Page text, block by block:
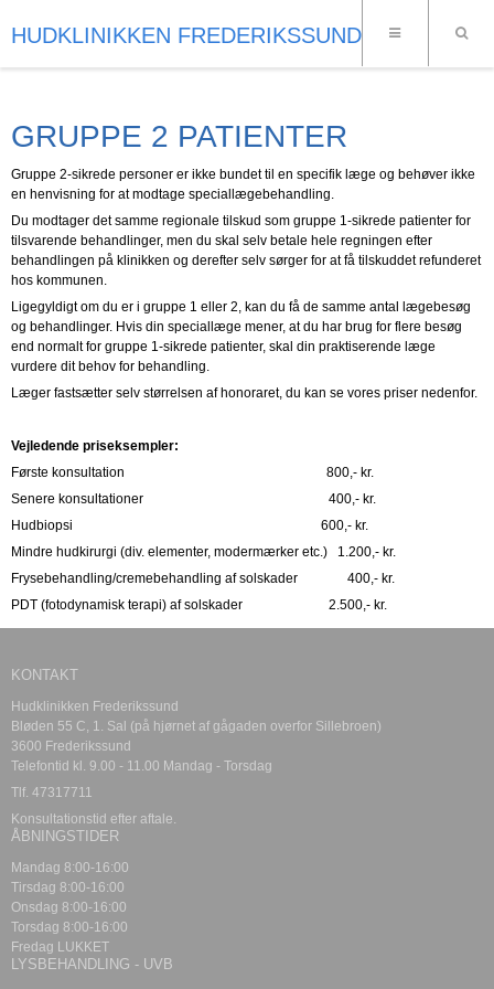
HUDKLINIKKEN FREDERIKSSUND
GRUPPE 2 PATIENTER
Gruppe 2-sikrede personer er ikke bundet til en specifik læge og behøver ikke
en henvisning for at modtage speciallægebehandling.
Du modtager det samme regionale tilskud som gruppe 1-sikrede patienter for
tilsvarende behandlinger, men du skal selv betale hele regningen efter
behandlingen på klinikken og derefter selv sørger for at få tilskuddet refunderet
hos kommunen.
Ligegyldigt om du er i gruppe 1 eller 2, kan du få de samme antal lægebesøg
og behandlinger. Hvis din speciallæge mener, at du har brug for flere besøg
end normalt for gruppe 1-sikrede patienter, skal din praktiserende læge
vurdere dit behov for behandling.
Læger fastsætter selv størrelsen af honoraret, du kan se vores priser nedenfor.
Vejledende priseksempler:
Første konsultation 800,- kr.
Senere konsultationer 400,- kr.
Hudbiopsi 600,- kr.
Mindre hudkirurgi (div. elementer, modermærker etc.) 1.200,- kr.
Frysebehandling/cremebehandling af solskader 400,- kr.
PDT (fotodynamisk terapi) af solskader 2.500,- kr.
KONTAKT
Hudklinikken Frederikssund
Bløden 55 C, 1. Sal (på hjørnet af gågaden overfor Sillebroen)
3600 Frederikssund
Telefontid kl. 9.00 - 11.00 Mandag - Torsdag
Tlf. 47317711
Konsultationstid efter aftale.
ÅBNINGSTIDER
Mandag 8:00-16:00
Tirsdag 8:00-16:00
Onsdag 8:00-16:00
Torsdag 8:00-16:00
Fredag LUKKET
LYSBEHANDLING - UVB